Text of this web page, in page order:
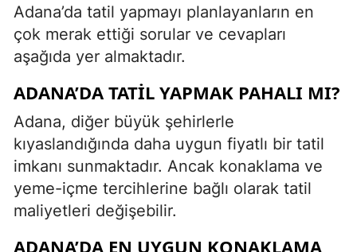
Adana’da tatil yapmayı planlayanların en
çok merak ettiği sorular ve cevapları
aşağıda yer almaktadır.
ADANA’DA TATIL YAPMAK PAHALI MI?
Adana, diğer büyük şehirlerle
kıyaslandığında daha uygun fiyatlı bir tatil
imkanı sunmaktadır. Ancak konaklama ve
yeme-içme tercihlerine bağlı olarak tatil
maliyetleri değişebilir.
ADANA’DA EN UYGUN KONAKLAMA